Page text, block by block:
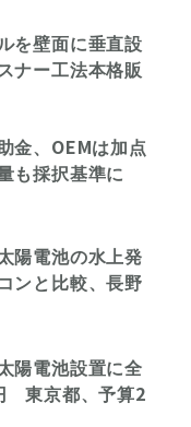
を壁面に垂直設
ナー工法本格販
金、OEMは加点
も採択基準に
陽電池の水上発
ンと比較、長野
陽電池設置に全
東京都、予算2